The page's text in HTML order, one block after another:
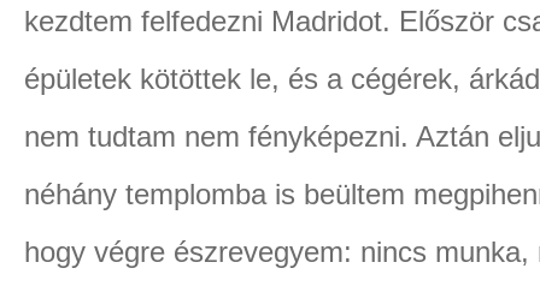
kezdtem felfedezni Madridot. Először
épületek kötöttek le, és a cégérek,
nem tudtam nem fényképezni. Aztán
néhány templomba is beültem
hogy végre észrevegyem: nincs